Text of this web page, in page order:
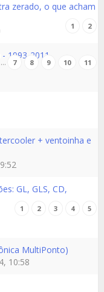
zerado, o que acham
1 2
1993-2011
… 7 8 9 10 11
+ ventoinha e
GL, GLS, CD,
1 2 3 4 5
MultiPonto)
10:58